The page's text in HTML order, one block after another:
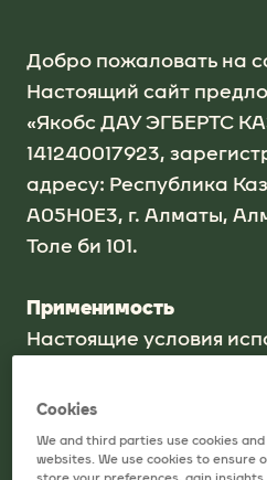
Добро пожаловать на
Настоящий сайт
«Якобс ДАУ ЭГБЕРТС
141240017923,
адресу: Республика
A05H0E3, г. Алматы,
Толе би 101.
Применимость
Настоящие условия
("Условия
всем случаям
этого сайта, а также
рекомендациям и/или
Cookies
We and third parties use cookies
websites. We use cookies to ensure